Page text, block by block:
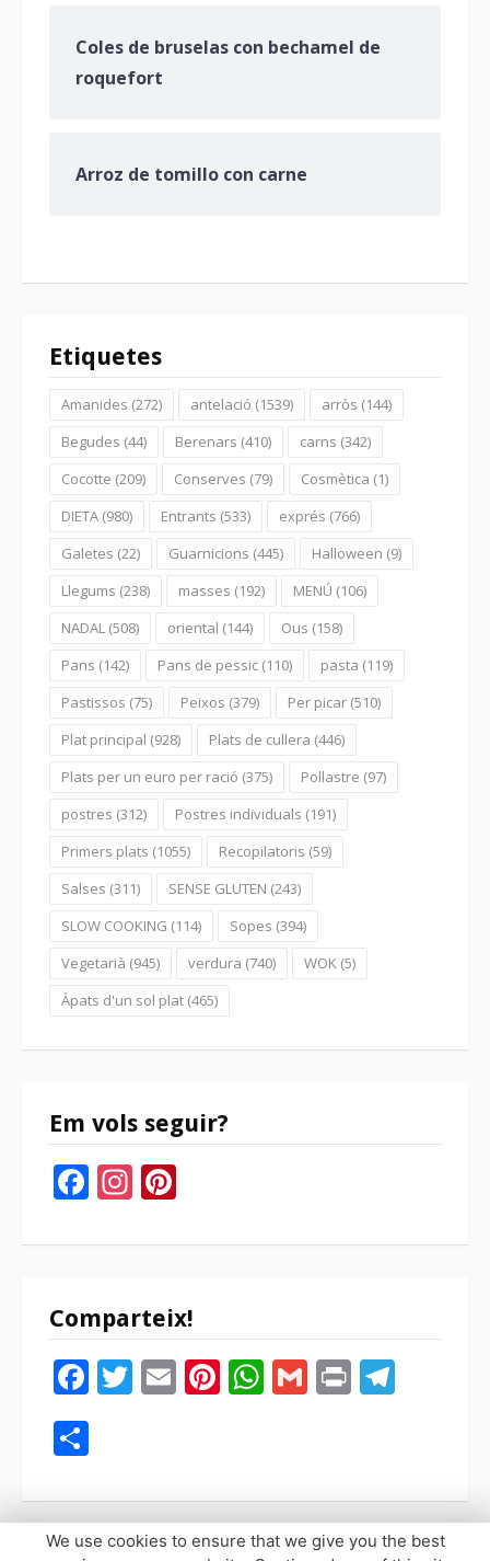
Coles de bruselas con bechamel de
roquefort
Arroz de tomillo con carne
Etiquetes
Amanides (272) antelació (1539) arròs (144)
Begudes (44) Berenars (410) carns (342)
Cocotte (209) Conserves (79) Cosmètica (1)
DIETA (980) Entrants (533) exprés (766)
Galetes (22) Guarnicions (445) Halloween (9)
Llegums (238) masses (192) MENÚ (106)
NADAL (508) oriental (144) Ous (158)
Pans (142) Pans de pessic (110) pasta (119)
Pastissos (75) Peixos (379) Per picar (510)
Plat principal (928) Plats de cullera (446)
Plats per un euro per ració (375) Pollastre (97)
postres (312) Postres individuals (191)
Primers plats (1055) Recopilatoris (59)
Salses (311) SENSE GLUTEN (243)
SLOW COOKING (114) Sopes (394)
Vegetarià (945) verdura (740) WOK (5)
Àpats d'un sol plat (465)
Em vols seguir?
Facebook
Instagram
Comparteix!
Facebook
Twitter
EmailPinterest
WhatsApp
Gmail
Print
We use cookies to ensure that we give you the best